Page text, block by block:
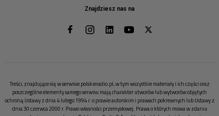
Znajdziesz nas na
Treści, znajdujące się w serwisie polskieradio.pl, w tym wszystkie materiały i ich części oraz
poszczególne elementy samego serwisu mają charakter utworów lub wytworów objętych
ochroną Ustawy z dnia 4 lutego 1994 r. o prawie autorskim i prawach pokrewnych lub Ustawy z
dnia 30 czerwca 2000 r. Prawo własności przemysłowej. Prawa o których mowa w zdaniu